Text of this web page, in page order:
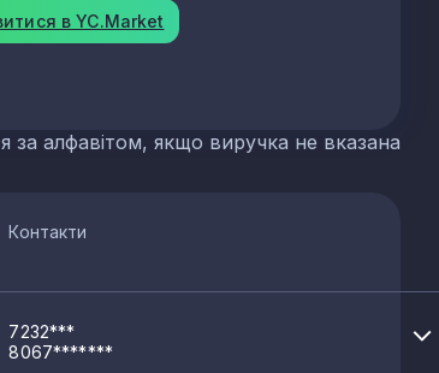
в YC.Market
за алфавітом, якщо виручка не вказана
Контакти
7232***
8067*******